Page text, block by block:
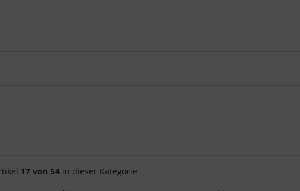
Artikelnavigation innerhalb dieser Kategorie
17 von 54 in dieser Kategorie